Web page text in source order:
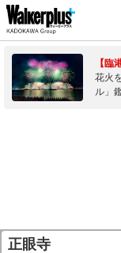
【臨
花火
ル」
正眼寺